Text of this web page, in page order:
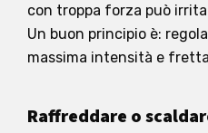
con troppa forza può
Un buon principio è:
massima intensità e
Raffreddare o